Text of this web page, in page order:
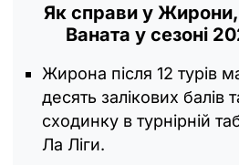
Як справи у
Ваната у сезоні
Жирона після 12 турів
десять залікових балів
сходинку в турнірній
Ла Ліги.